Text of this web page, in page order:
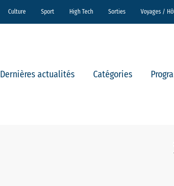
Culture Sport High Tech Sorties Voyages /
Dernières actualités Catégories